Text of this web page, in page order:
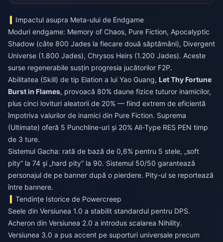
Impactul asupra Meta-ului de Endgame
Moduri endgame: Memory of Chaos, Pure Fiction, Apocalyptic
Shadow (câte 800 Jades la fiecare două săptămâni), Divergent
Universe (1.800 Jades), Chrysos Heirs (1.200 Jades). Aceste
surse regenerabile susțin progresia jucătorilor F2P.
Abilitatea (Skill) de tip Elation a lui Yao Guang, Let Thy Fortune
Burst in Flames, provoacă 80% daune fizice tuturor inamicilor,
plus cinci lovituri aleatorii de 20% — fiind extrem de eficientă
împotriva valurilor de inamici din Pure Fiction. Suprema
(Ultimate) oferă 5 Punchline-uri și 20% All-Type RES PEN timp
de 3 ture.
Sistemul Gacha: rată de bază de 0,6% pentru 5 stele, „soft
pity” la 74 și „hard pity” la 90. Sistemul 50/50 garantează
personajul de pe banner după o pierdere. Pity-ul se reportează
între bannere.
Tendințe Istorice de Powercreep
Seele din Versiunea 1.0 a stabilit standardul pentru DPS.
Acheron din Versiunea 2.0 a introdus scalarea Nihility.
Versiunea 3.0 a pus accent pe suporturi universale precum